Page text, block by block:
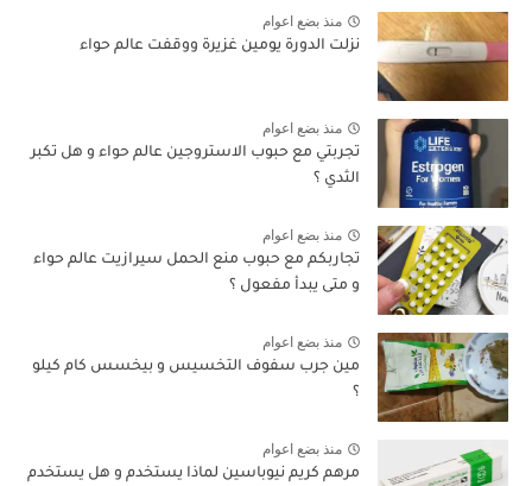
منذ بضع اعوام
نزلت الدورة يومين غزيرة ووقفت عالم حواء
منذ بضع اعوام
تجربتي مع حبوب الاستروجين عالم حواء و هل تكبر
الثدي ؟
منذ بضع اعوام
تجاربكم مع حبوب منع الحمل سيرازيت عالم حواء
و متى يبدأ مفعول ؟
منذ بضع اعوام
مين جرب سفوف التخسيس و بيخسس كام كيلو
؟
منذ بضع اعوام
مرهم كريم نيوباسين لماذا يستخدم و هل يستخدم